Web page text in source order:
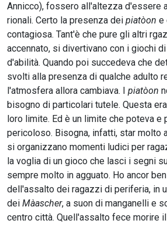
Annicco), fossero all'altezza d'essere
rionali. Certo la presenza dei piatòon e
contagiosa. Tant'è che pure gli altri
accennato, si divertivano con i giochi
d'abilità. Quando poi succedeva che
svolti alla presenza di qualche adulto
l'atmosfera allora cambiava. I piatòon
bisogno di particolari tutele. Questa
loro limite. Ed è un limite che poteva e
pericoloso. Bisogna, infatti, star molto
si organizzano momenti ludici per
la voglia di un gioco che lasci i segni
sempre molto in agguato. Ho ancor
dell'assalto dei ragazzi di periferia, in
dei Màascher, a suon di manganelli e
centro città. Quell'assalto fece morire